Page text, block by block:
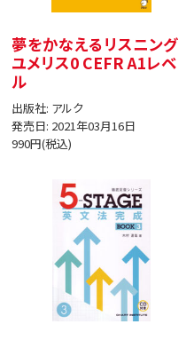
夢をかなえるリスニング
ユメリス0 CEFR A1レベ
ル
出版社: アルク
発売日: 2021年03月16日
990円(税込)